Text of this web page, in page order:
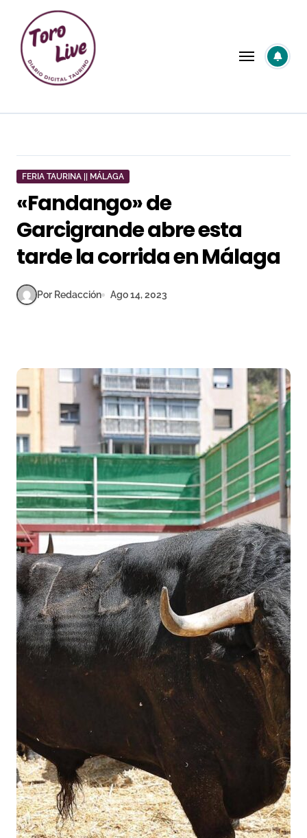
contenido
FERIA TAURINA || MÁLAGA
«Fandango» de
Garcigrande abre esta
tarde la corrida en Málaga
Por Redacción Ago 14, 2023